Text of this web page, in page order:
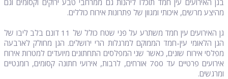
מהיצע מרשים, איכותי ומגוון של פתרונות אירוח כוללים.
גן האירועים עין חמד משתרע על פני שטח כולל של 11 דונם בלב ליבו של
הגן הלאומי עין-חמד הממוקם למרגלות הרי ירושלים. הגן מחולק לארבעה
מפלסי אירוח שונים, כאשר שני המפלסים התחתונים מיועדים למטרות אירוח
אירועים פרטיים עד 700 אורחים, לרבות, אירועי חתונה קסומים, רומנטיים
ומרגשים.